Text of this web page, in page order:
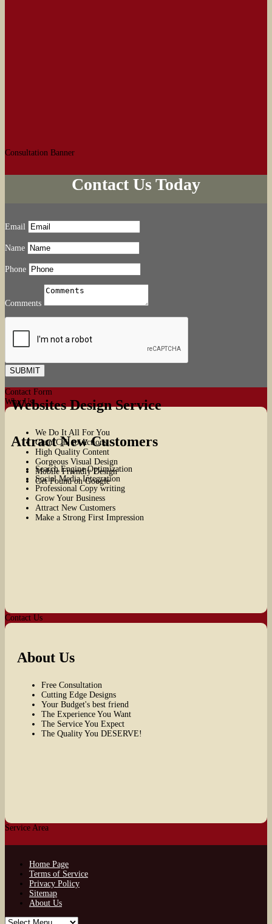
Consultation Banner
Contact Us Today
Email
Name
Phone
Comments
SUBMIT
Contact Form
Websites Design Service
We Do It All For You
Clear Call to Actions
High Quality Content
Gorgeous Visual Design
Mobile Friendly Design
Get Found on Google
Why Us
Attract New Customers
Search Engine Optimization
Social Media Integration
Professional Copy writing
Grow Your Business
Attract New Customers
Make a Strong First Impression
Contact Us
About Us
Free Consultation
Cutting Edge Designs
Your Budget's best friend
The Experience You Want
The Service You Expect
The Quality You DESERVE!
Service Area
Home Page
Terms of Service
Privacy Policy
Sitemap
About Us